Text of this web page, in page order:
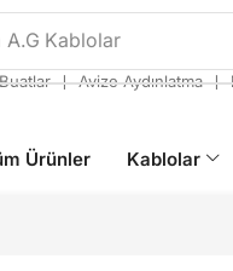
A.G Kablolar
❘ Avize Aydınlatma ❘
Ürünler Kablolar